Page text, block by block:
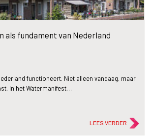
als fundament van Nederland
functioneert. Niet alleen vandaag, maar
In het Watermanifest…
LEES VERDER